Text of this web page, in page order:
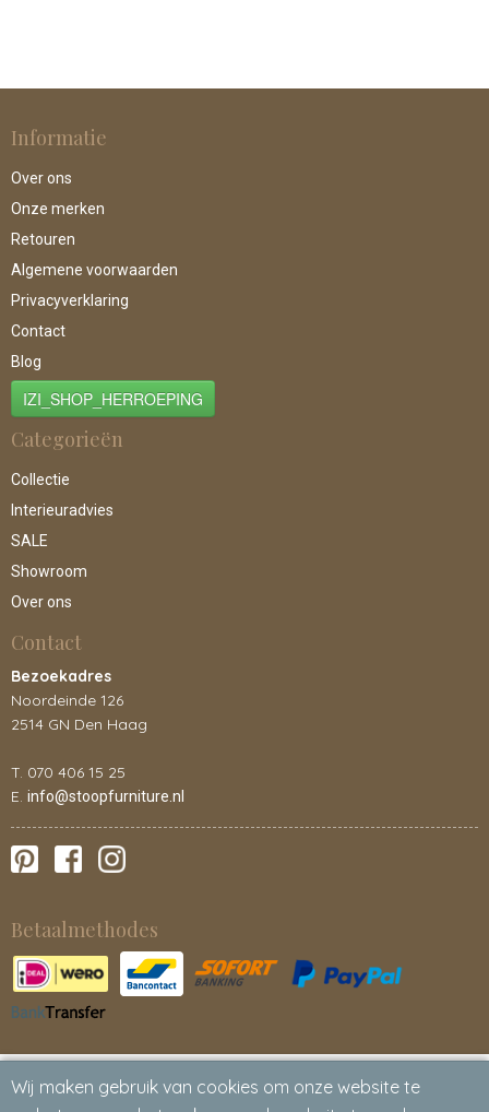
Informatie
Over ons
Onze merken
Retouren
Algemene voorwaarden
Privacyverklaring
Contact
Blog
IZI_SHOP_HERROEPING
Categorieën
Collectie
Interieuradvies
SALE
Showroom
Over ons
Contact
Bezoekadres
Noordeinde 126
2514 GN Den Haag
T. 070 406 15 25
E. info@stoopfurniture.nl
Betaalmethodes
Wij maken gebruik van cookies om onze website te